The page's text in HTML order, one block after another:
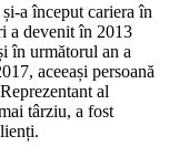
a început cariera în
a devenit în 2013
în următorul an a
aceeași persoană
al
târziu, a fost